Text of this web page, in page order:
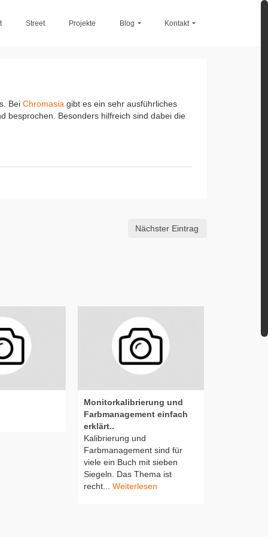
Street Projekte Blog Kontakt
Bei Chromasia gibt es ein sehr ausführliches
besprochen. Besonders hilfreich sind dabei die
Nächster Eintrag
Monitorkalibrierung und
Farbmanagement einfach
erklärt..
Kalibrierung und
Farbmanagement sind für
viele ein Buch mit sieben
Siegeln. Das Thema ist
recht... Weiterlesen